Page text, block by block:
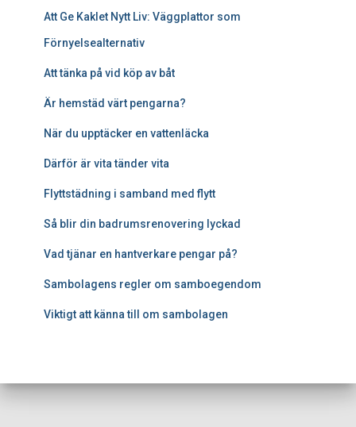
Att Ge Kaklet Nytt Liv: Väggplattor som
Förnyelsealternativ
Att tänka på vid köp av båt
Är hemstäd värt pengarna?
När du upptäcker en vattenläcka
Därför är vita tänder vita
Flyttstädning i samband med flytt
Så blir din badrumsrenovering lyckad
Vad tjänar en hantverkare pengar på?
Sambolagens regler om samboegendom
Viktigt att känna till om sambolagen